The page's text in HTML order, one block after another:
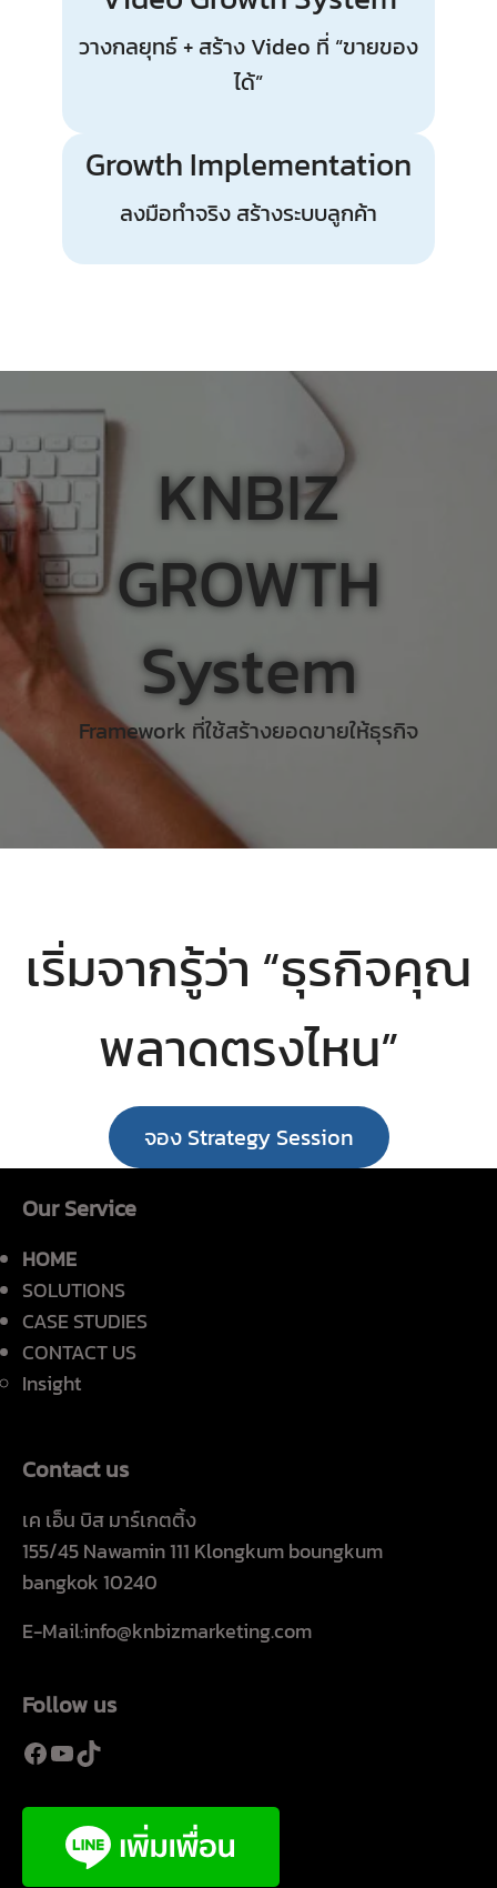
วางกลยุทธ์ + สร้าง Video ที่ “ขายของ
ได้”
Growth Implementation
ลงมือทำจริง สร้างระบบลูกค้า
KNBIZ
GROWTH
System
Framework ที่ใช้สร้างยอดขายให้ธุรกิจ
เริ่มจากรู้ว่า “ธุรกิจคุณ
พลาดตรงไหน”
จอง Strategy Session
Our Service
HOME
SOLUTIONS
CASE STUDIES
CONTACT US
Insight
Contact us
เค เอ็น บิส มาร์เกตติ้ง
155/45 Nawamin 111 Klongkum boungkum
bangkok 10240
E-Mail:info@knbizmarketing.com
Follow us
Facebook
YouTube
TikTok